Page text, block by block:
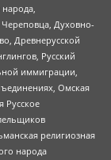
Духовно-
Древнерусской
Русский
иммиграции,
Омская
Русское
религиозная
народа